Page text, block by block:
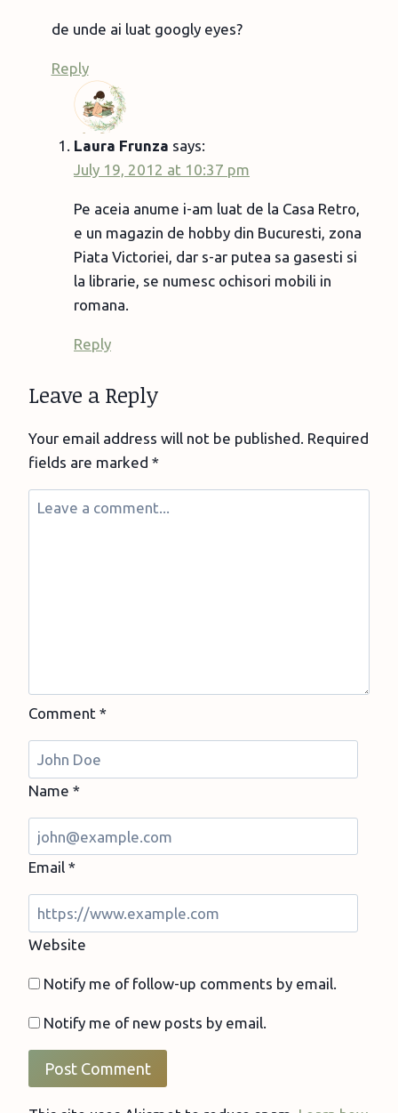
de unde ai luat googly eyes?
Reply
Laura Frunza says:
July 19, 2012 at 10:37 pm
Pe aceia anume i-am luat de la Casa Retro,
e un magazin de hobby din Bucuresti, zona
Piata Victoriei, dar s-ar putea sa gasesti si
la librarie, se numesc ochisori mobili in
romana.
Reply
Leave a Reply
Your email address will not be published. Required
fields are marked *
Comment *
Name *
Email *
Website
Notify me of follow-up comments by email.
Notify me of new posts by email.